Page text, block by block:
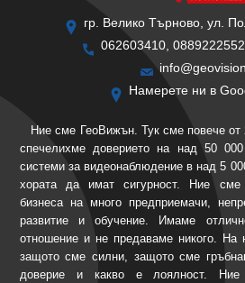
гр. Велико Търново, ул.
062603410,
Намерете ни в
Ние сме ГеоВижън. Тук сме повече от
спечелихме доверието на над 50
системи за видеонаблюдение в над 5
хората да имат сигурност. Ние
бизнеса на много предприемачи,
развитие и обучение. Имаме
отношение и не предаваме никого. На
защото сме силни, защото сме
доверие и какво е лоялност. Ние